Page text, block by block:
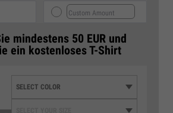
mindestens 50 EUR und
ein kostenloses T-Shirt